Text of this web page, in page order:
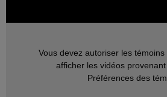
Vous devez autoriser les
afficher les vidéos provenant
Préférences des